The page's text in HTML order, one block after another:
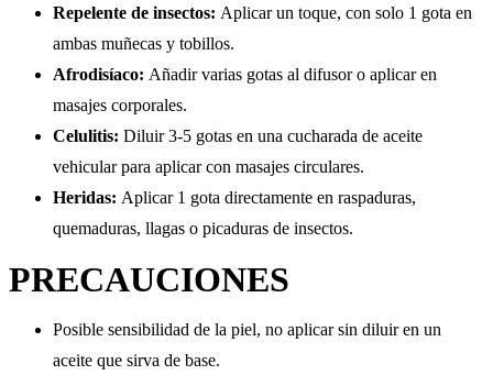
Repelente de insectos: Aplicar un toque, con solo 1 gota en
ambas muñecas y tobillos.
Afrodisíaco: Añadir varias gotas al difusor o aplicar en
masajes corporales.
Celulitis: Diluir 3-5 gotas en una cucharada de aceite
vehicular para aplicar con masajes circulares.
Heridas: Aplicar 1 gota directamente en raspaduras,
quemaduras, llagas o picaduras de insectos.
PRECAUCIONES
Posible sensibilidad de la piel, no aplicar sin diluir en un
aceite que sirva de base.